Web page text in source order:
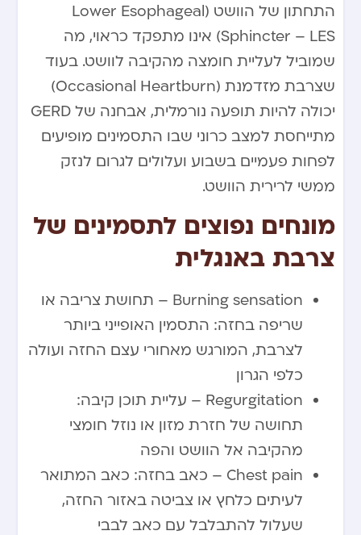
התחתון של הוושט (Lower Esophageal
Sphincter – LES) אינו מתפקד כראוי, מה
שמוביל לעליית חומצה מהקיבה לוושט. בעוד
שצרבת מזדמנת (Occasional Heartburn)
יכולה להיות תופעה נורמלית, אבחנה של GERD
מתייחסת למצב כרוני שבו התסמינים מופיעים
לפחות פעמיים בשבוע ועלולים לגרום לנזק
ממשי לרירית הוושט.
מונחים נפוצים לתסמינים של
צרבת באנגלית
Burning sensation – תחושת צריבה או
שריפה בחזה: התסמין האופייני ביותר
לצרבת, המורגש מאחורי עצם החזה ועולה
כלפי הגרון
Regurgitation – עליית תוכן קיבה:
תחושה של חזרת מזון או נוזל חומצי
מהקיבה אל הוושט והפה
Chest pain – כאב בחזה: כאב המתואר
לעיתים כלחץ או צביטה באזור החזה,
שעלול להתבלבל עם כאב לבבי